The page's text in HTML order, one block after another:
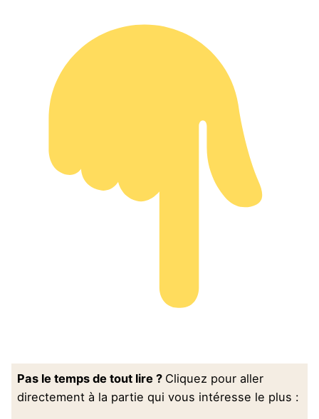
Pas le temps de tout lire ? Cliquez pour aller
directement à la partie qui vous intéresse le plus :